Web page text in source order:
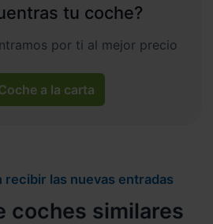
tu coche?
por ti al mejor precio
a la carta
recibir las nuevas entradas
coches similares